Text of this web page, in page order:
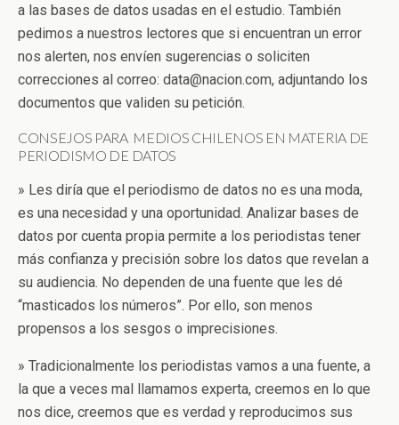
a las bases de datos usadas en el estudio. También
pedimos a nuestros lectores que si encuentran un error
nos alerten, nos envíen sugerencias o soliciten
correcciones al correo: data@nacion.com, adjuntando los
documentos que validen su petición.
CONSEJOS PARA MEDIOS CHILENOS EN MATERIA DE
PERIODISMO DE DATOS
» Les diría que el periodismo de datos no es una moda,
es una necesidad y una oportunidad. Analizar bases de
datos por cuenta propia permite a los periodistas tener
más confianza y precisión sobre los datos que revelan a
su audiencia. No dependen de una fuente que les dé
“masticados los números”. Por ello, son menos
propensos a los sesgos o imprecisiones.
» Tradicionalmente los periodistas vamos a una fuente, a
la que a veces mal llamamos experta, creemos en lo que
nos dice, creemos que es verdad y reproducimos sus